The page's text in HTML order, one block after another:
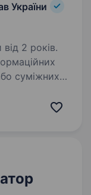
України
2 років.
суміжних